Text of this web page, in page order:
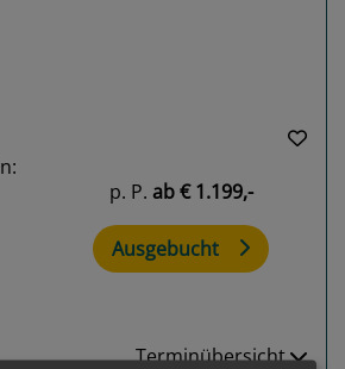
p. P. ab€ 1.199,-
Ausgebucht
Terminübersicht